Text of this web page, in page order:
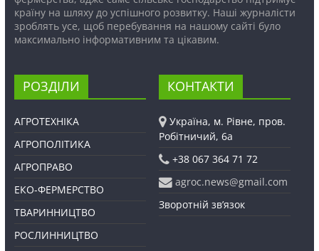
країну на шляху до успішного розвитку. Наші журналісти
зроблять усе, щоб перебування на нашому сайті було
максимально інформативним та цікавим.
РОЗДІЛИ
АГРОТЕХНІКА
АГРОПОЛІТИКА
АГРОПРАВО
ЕКО-ФЕРМЕРСТВО
ТВАРИННИЦТВО
РОСЛИННИЦТВО
КОНТАКТИ
Україна, м. Рівне, пров.
Робітничий, 6а
+38 067 364 71 72
agroc.news@gmail.com
Зворотній зв’язок